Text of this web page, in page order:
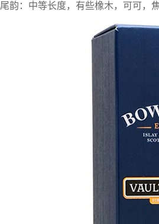
尾韵：中等长度，有些橡木，可可，